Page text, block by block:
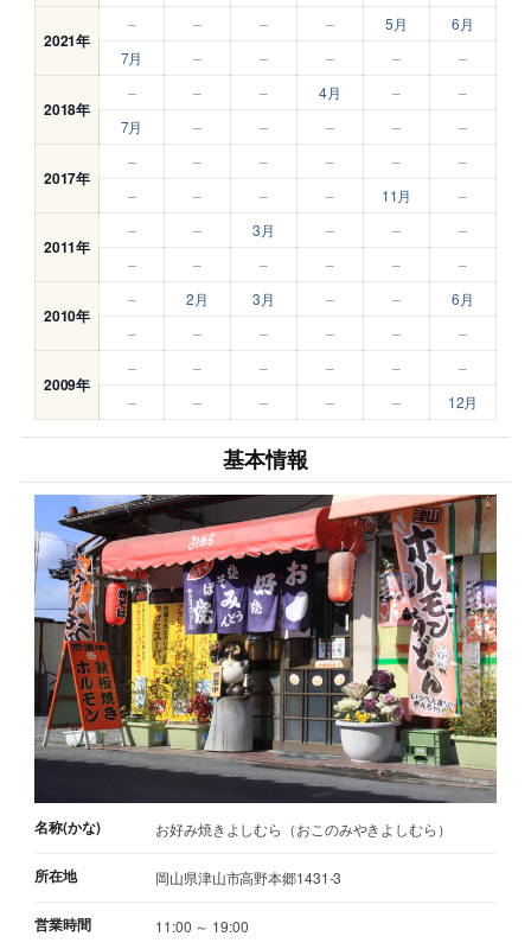
2021年
– – – – 5月
6月
7月
– – – – –
2018年
– – – 4月 –
–
7月
– – – – –
2017年
– – – – –
–
–
– – – 11月 –
2011年
– – 3月 – –
–
–
– – – – –
2010年
– 2月 3月 – –
6月
–
– – – – –
2009年
– – – – –
–
–
– – – – 12月
基本情報
名称(かな) お好み焼きよしむら（おこのみやきよしむら）
所在地 岡山県津山市高野本郷1431-3
営業時間
11:00 ～ 19:00